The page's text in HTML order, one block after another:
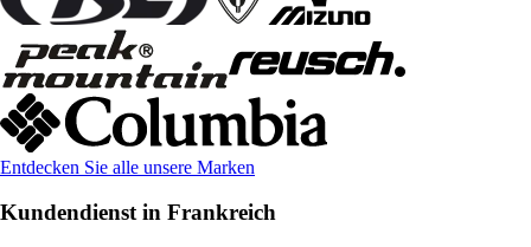
Entdecken Sie alle unsere Marken
Kundendienst in Frankreich